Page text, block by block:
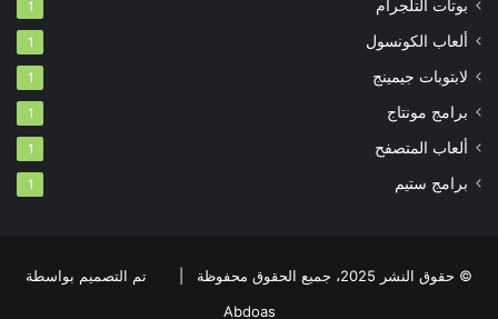
بوتات التلجرام 1
ألعاب الكونسول 1
لابتوبات جيمينج 1
برامج مونتاج 1
ألعاب المتصفح 1
برامج ستيم 1
© حقوق النشر 2025، جميع الحقوق محفوظة |
تم التصميم بواسطة
Abdoas